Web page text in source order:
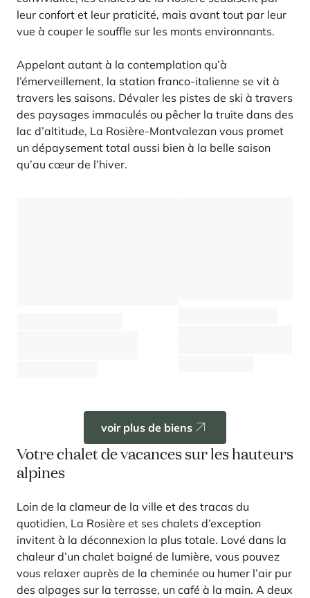
Votre séjour au coeur de la station
Saint-Martin-de-Belleville
Serre Chevalier
Tignes
Val d'Isère
Val Thorens
Le Kandahar
Résidence exclusive à Val d'Isère
pour investir en montagne. Et un levier puissant pour redessiner une
montagne vivante, attractive à l’année et génératrice de nouveaux
usages.
Inspirations séjours
Où trouver les plus beaux spots de ski hors-piste dans les Alpes
françaises ?
Vous attendez les chutes de neige comme d'autres guettent le lever
du soleil ? Vous snobez les pistes damées pour leur préférer les
grands espaces vierges de traces ? Vous faites sans doute partie de
ces adeptes du ski hors-piste. Découvrez notre sélection de secteurs
mythiques où la poudreuse se mérite - et se savoure.
leur confort et leur praticité, mais avant tout par leur
vue à couper le souffle sur les monts environnants.
Appelant autant à la contemplation qu’à
l’émerveillement, la station franco-italienne se vit à
travers les saisons. Dévaler les pistes de ski à travers
des paysages immaculés ou pêcher la truite dans des
lac d’altitude, La Rosière-Montvalezan vous promet
un dépaysement total aussi bien à la belle saison
qu’au cœur de l’hiver.
voir plus de biens
Votre chalet de vacances sur les hauteurs
alpines
Loin de la clameur de la ville et des tracas du
quotidien, La Rosière et ses chalets d’exception
invitent à la déconnexion la plus totale. Lové dans la
chaleur d’un chalet baigné de lumière, vous pouvez
vous relaxer auprès de la cheminée ou humer l’air pur
des alpages sur la terrasse, un café à la main. A deux